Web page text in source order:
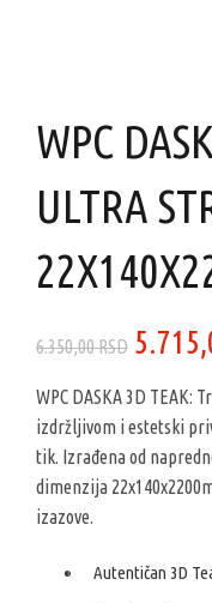
WPC
ULTRA
6.350,00RSD
cena
je
bila:
WPC DASKA 3D TEAK:
izdržljivom i estetski
tik. Izrađena od
dimenzija
izazove.
Autentičan 3D